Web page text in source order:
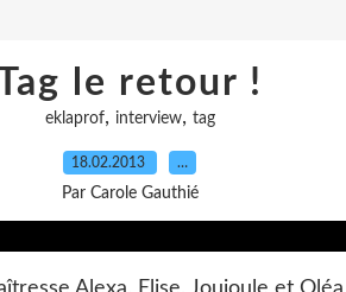
le retour !
eklaprof, interview, tag
18.02.2013 …
Par Carole Gauthié